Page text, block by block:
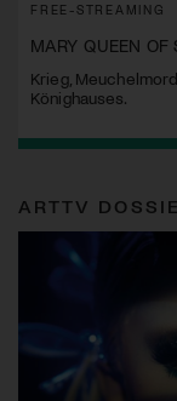
FREE-STREAMING
MARY QUEEN OF
Krieg,
Könighauses.
ARTTV